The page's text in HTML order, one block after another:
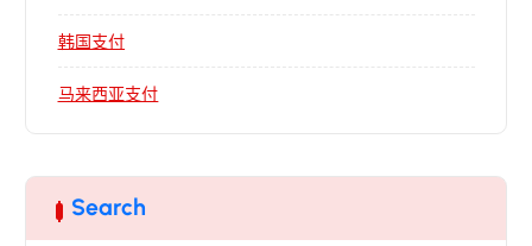
韩国支付
马来西亚支付
Search